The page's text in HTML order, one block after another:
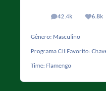
42.4k
posts 6.8k
Gênero: Masculino
Programa CH Favorito:
Time: Flamengo